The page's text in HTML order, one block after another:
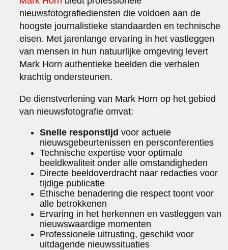
nieuwsfotografiediensten die voldoen aan de
hoogste journalistieke standaarden en technische
eisen. Met jarenlange ervaring in het vastleggen
van mensen in hun natuurlijke omgeving levert
Mark Horn authentieke beelden die verhalen
krachtig ondersteunen.
De dienstverlening van Mark Horn op het gebied
van nieuwsfotografie omvat:
Snelle responstijd voor actuele
nieuwsgebeurtenissen en persconferenties
Technische expertise voor optimale
beeldkwaliteit onder alle omstandigheden
Directe beeldoverdracht naar redacties voor
tijdige publicatie
Ethische benadering die respect toont voor
alle betrokkenen
Ervaring in het herkennen en vastleggen van
nieuwswaardige momenten
Professionele uitrusting, geschikt voor
uitdagende nieuwssituaties